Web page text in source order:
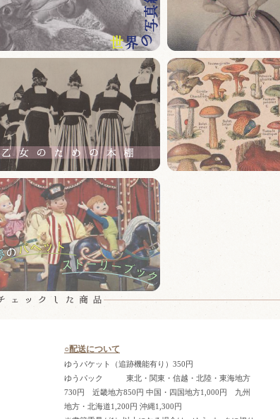
○配送について
ゆうパケット（追跡機能有り）350円
ゆうパック 東北・関東・信越・北陸・東海地方
730円 近畿地方850円 中国・四国地方1,000円 九州
地方・北海道1,200円 沖縄1,300円